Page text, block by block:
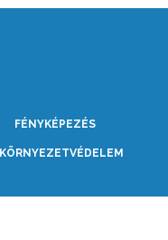
FÉNYKÉPEZÉS
KÖRNYEZETVÉDELEM